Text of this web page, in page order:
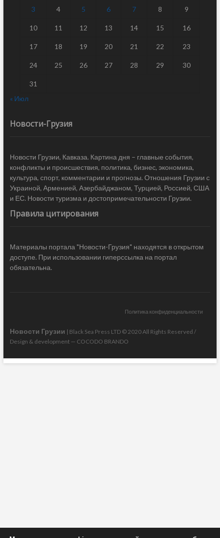
3 4 5 6 7 8 9
10 11 12 13 14 15 16
17 18 19 20 21 22 23
24 25 26 27 28 29 30
31
« Июл
Новости-Грузия
Новости Грузии, Кавказа. Картина дня – главные события,
конфликты и происшествия, политика, бизнес, экономика,
культура, спорт, комментарии и прогнозы. Отношения Грузии с
Украиной, Арменией, Азербайджаном, Турцией, Россией, США
и ЕС. Новости туризма и достопримечательности Грузии.
Правила цитирования
Материалы портала "Новости-Грузия" находятся в открытом
доступе. При использовании гиперссылка на портал
обязательна.
Политика конфиденциальности
Новости Грузии | Black Sea Press LTD © 2020 All Rights Reserved /
Design & development — COCODO BRANDO